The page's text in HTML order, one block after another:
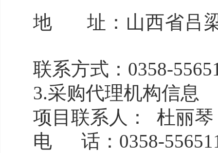
地 址：山西省吕
联系方式：0358-
3.采购代理机构信息
项目联系人： 杜丽琴
电 话：0358-